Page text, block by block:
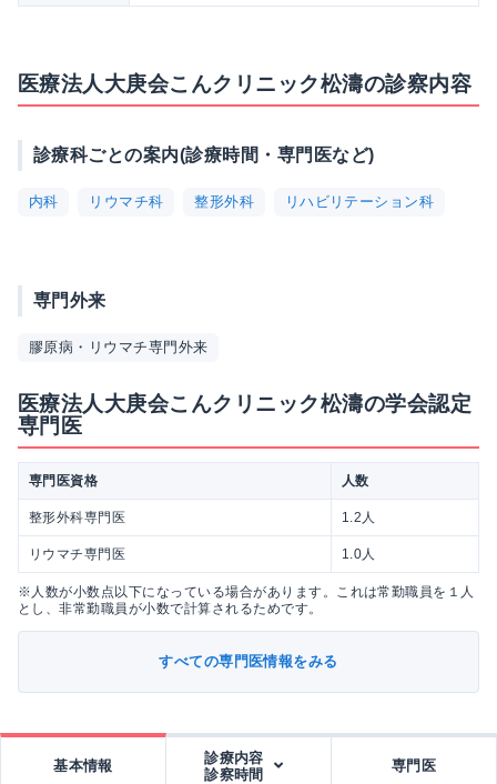
医療法人大庚会こんクリニック松濤の診察内容
診療科ごとの案内(診療時間・専門医など)
内科 リウマチ科 整形外科 リハビリテーション科
専門外来
膠原病・リウマチ専門外来
医療法人大庚会こんクリニック松濤の学会認定
専門医
専門医資格 人数
整形外科専門医 1.2人
リウマチ専門医 1.0人
※人数が小数点以下になっている場合があります。これは常勤職員を１人
とし、非常勤職員が小数で計算されるためです。
すべての専門医情報をみる
基本情報
診療内容
診察時間
専門医